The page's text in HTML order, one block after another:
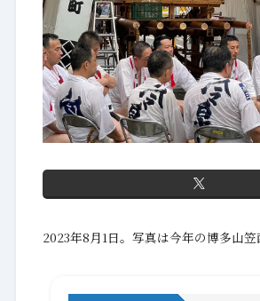
2023年8月1日。写真は今年の博多山笠